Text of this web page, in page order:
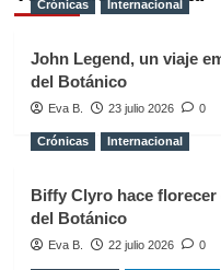
Crónicas Internacional
John Legend, un viaje
del Botánico
Eva B. 23 julio 2026 0
Crónicas Internacional
Biffy Clyro hace
del Botánico
Eva B. 22 julio 2026 0